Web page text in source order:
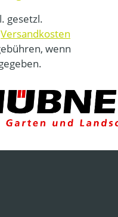
gesetzl.
Versandkosten
wenn